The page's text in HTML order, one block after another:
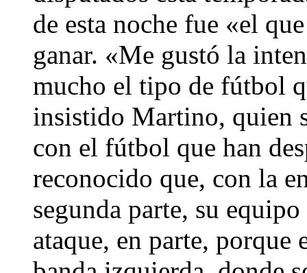
de esta noche fue «el
ganar. «Me gustó la
mucho el tipo de fútbol
insistido Martino, quien
con el fútbol que han
reconocido que, con la
segunda parte, su
ataque, en parte,